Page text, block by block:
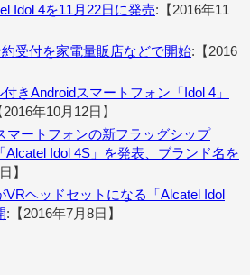
Idol 4を11月22日に発売:【2016年11
受付を家電量販店などで開始:【2016
きAndroidスマートフォン「Idol 4」
2016年10月12日】
マートフォンの新フラッグシップ
Alcatel Idol 4S」を発表、ブランド名を
】
VRヘッドセットになる「Alcatel Idol
:【2016年7月8日】